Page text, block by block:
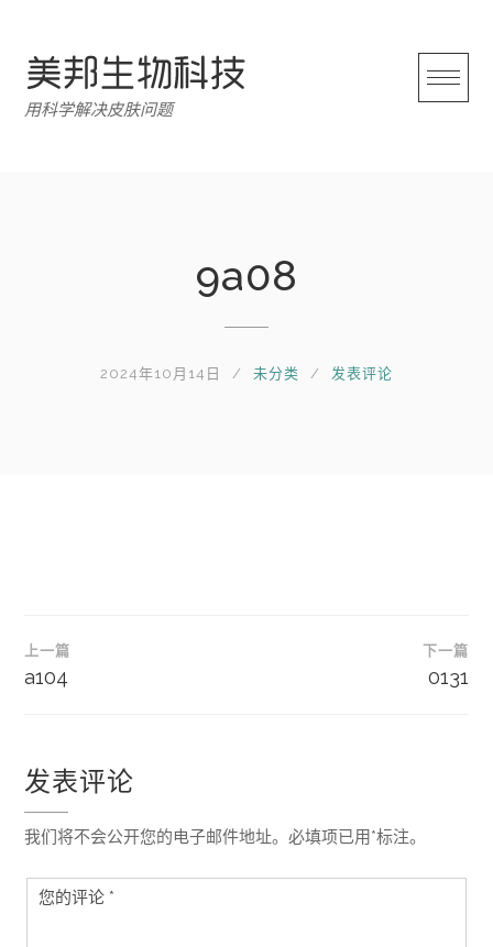
用科学解决皮肤问题
9a08
2024年10月14日 未分类 发表评论
文
章
航
上一篇
a104
下一篇
0131
发表评论
我们将不会公开您的电子邮件地址。必填项已用*标注。